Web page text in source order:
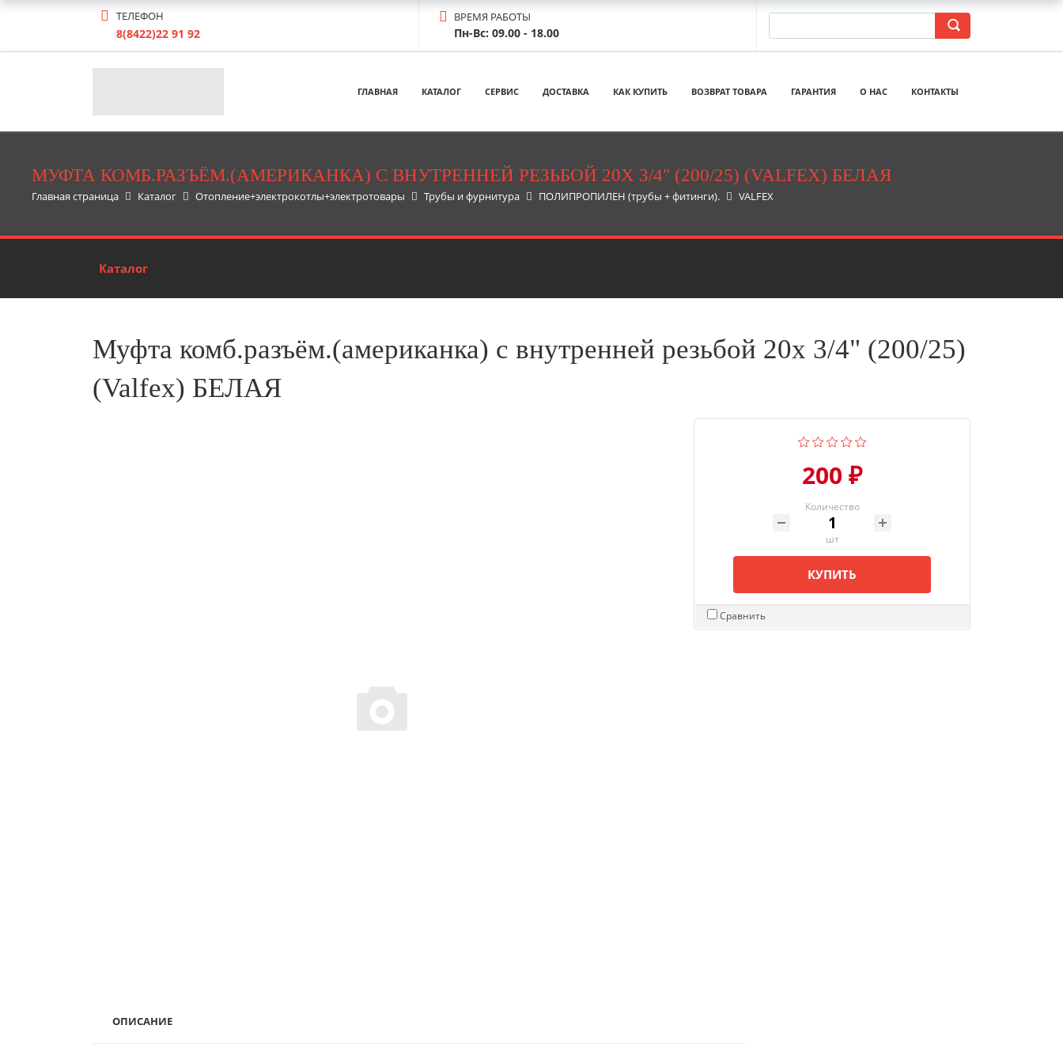
ТЕЛЕФОН
8(8422)22 91 92
ВРЕМЯ РАБОТЫ
Пн-Вс: 09.00 - 18.00
ГЛАВНАЯ КАТАЛОГ СЕРВИС ДОСТАВКА КАК КУПИТЬ ВОЗВРАТ ТОВАРА ГАРАНТИЯ О НАС КОНТАКТЫ
МУФТА КОМБ.РАЗЪЁМ.(АМЕРИКАНКА) С ВНУТРЕННЕЙ РЕЗЬБОЙ 20Х 3/4" (200/25) (VALFEX) БЕЛАЯ
Главная страница Каталог Отопление+электрокотлы+электротовары Трубы и фурнитура ПОЛИПРОПИЛЕН (трубы + фитинги). VALFEX
Каталог
Муфта комб.разъём.(американка) с внутренней резьбой 20х 3/4" (200/25)
(Valfex) БЕЛАЯ
200 ₽
Количество
шт
КУПИТЬ
Сравнить
ОПИСАНИЕ